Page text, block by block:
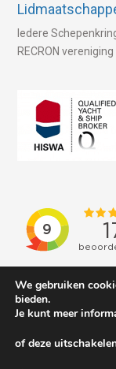
Iedere
RECRON
We gebruiken
bieden.
Je kunt meer
of deze